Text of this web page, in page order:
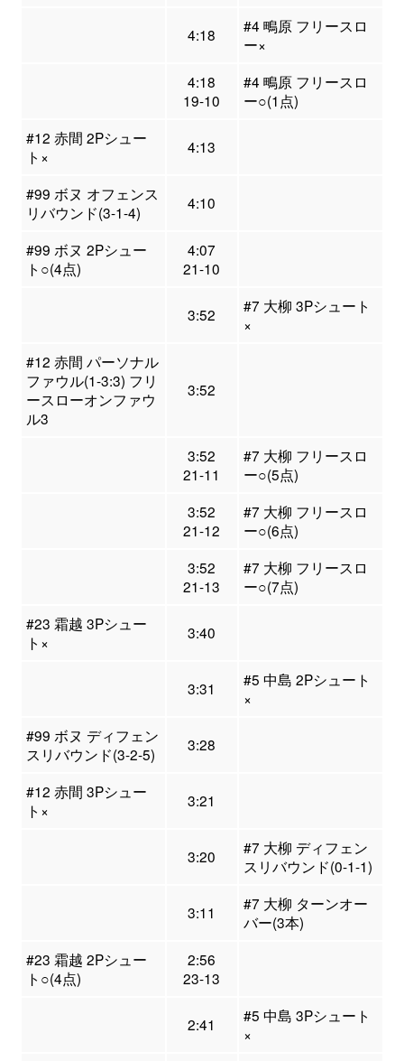
4:18
#4 鴫原 フリースロ
ー×
4:18
19-10
#4 鴫原 フリースロ
ー○(1点)
#12 赤間 2Pシュー
ト×
4:13
#99 ボヌ オフェンス
リバウンド(3-1-4)
4:10
#99 ボヌ 2Pシュー
ト○(4点)
4:07
21-10
3:52
#7 大柳 3Pシュート
×
#12 赤間 パーソナル
ファウル(1-3:3) フリ
ースローオンファウ
ル3
3:52
3:52
21-11
#7 大柳 フリースロ
ー○(5点)
3:52
21-12
#7 大柳 フリースロ
ー○(6点)
3:52
21-13
#7 大柳 フリースロ
ー○(7点)
#23 霜越 3Pシュー
ト×
3:40
3:31
#5 中島 2Pシュート
×
#99 ボヌ ディフェン
スリバウンド(3-2-5)
3:28
#12 赤間 3Pシュー
ト×
3:21
3:20
#7 大柳 ディフェン
スリバウンド(0-1-1)
3:11
#7 大柳 ターンオー
バー(3本)
#23 霜越 2Pシュー
ト○(4点)
2:56
23-13
2:41
#5 中島 3Pシュート
×